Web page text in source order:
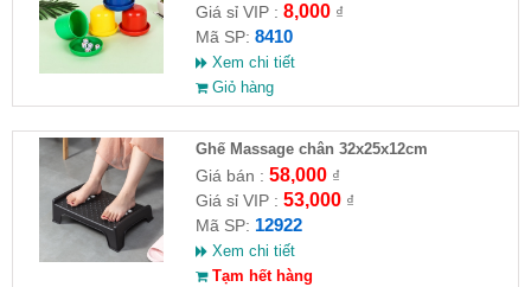
Giá sỉ VIP : 8,000₫
Mã SP: 8410
Xem chi tiết
Giỏ hàng
Ghế Massage chân 32x25x12cm
Giá bán : 58,000₫
Giá sỉ VIP : 53,000₫
Mã SP: 12922
Xem chi tiết
Tạm hết hàng